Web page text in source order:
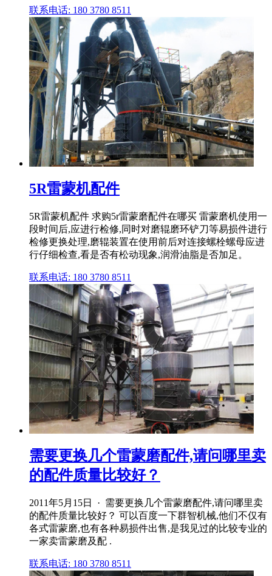
联系电话: 180 3780 8511
5R雷蒙机配件
5R雷蒙机配件 求购5r雷蒙磨配件在哪买 雷蒙磨机使用一
段时间后,应进行检修,同时对磨辊磨环铲刀等易损件进行
检修更换处理,磨辊装置在使用前后对连接螺栓螺母应进
行仔细检查,看是否有松动现象,润滑油脂是否加足。
联系电话: 180 3780 8511
需要更换几个雷蒙磨配件,请问哪里卖
的配件质量比较好？
2011年5月15日 · 需要更换几个雷蒙磨配件,请问哪里卖
的配件质量比较好？ 可以百度一下群智机械,他们不仅有
各式雷蒙磨,也有各种易损件出售,是我见过的比较专业的
一家卖雷蒙磨及配 .
联系电话: 180 3780 8511